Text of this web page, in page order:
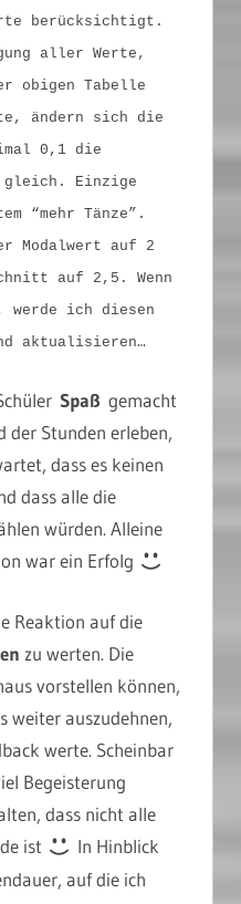
berücksichtigt.
aller Werte,
obigen Tabelle
ändern sich die
0,1 die
gleich. Einzige
“mehr Tänze”.
Modalwert auf 2
auf 2,5. Wenn
ich diesen
aktualisieren…
Spaß gemacht
Stunden erleben,
dass es keinen
dass alle die
würden. Alleine
war ein Erfolg
Reaktion auf die
zu werten. Die
vorstellen können,
weiter auszudehnen,
werte. Scheinbar
Begeisterung
dass nicht alle
ist
In Hinblick
auf die ich